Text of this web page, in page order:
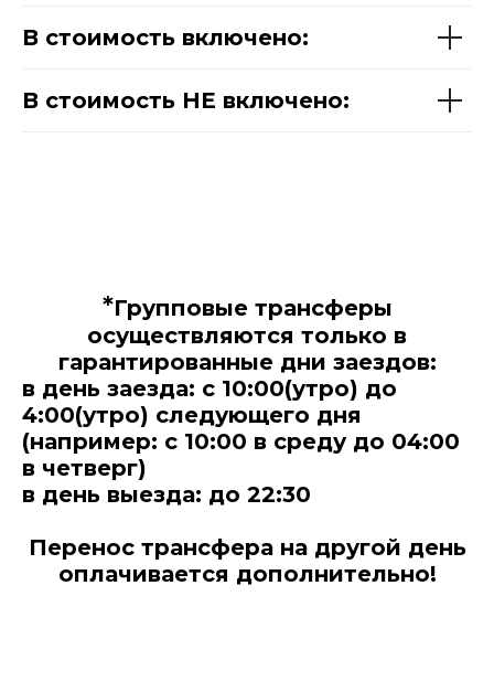
В стоимость включено:
В стоимость НЕ включено:
*Групповые трансферы
осуществляются только в
гарантированные дни заездов:
в день заезда: с 10:00(утро) до
4:00(утро) следующего дня
(например: с 10:00 в среду до 04:00
в четверг)
в день выезда: до 22:30
Перенос трансфера на другой день
оплачивается дополнительно!